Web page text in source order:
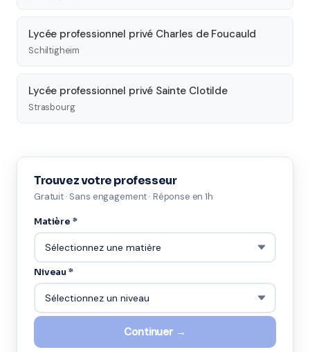
Lycée professionnel privé Charles de Foucauld
Schiltigheim
Lycée professionnel privé Sainte Clotilde
Strasbourg
Trouvez votre professeur
Gratuit · Sans engagement · Réponse en 1h
Matière *
Niveau *
Continuer →